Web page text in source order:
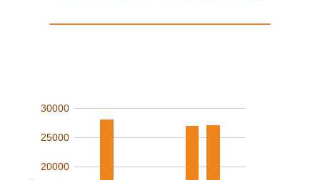
20000
25000
30000